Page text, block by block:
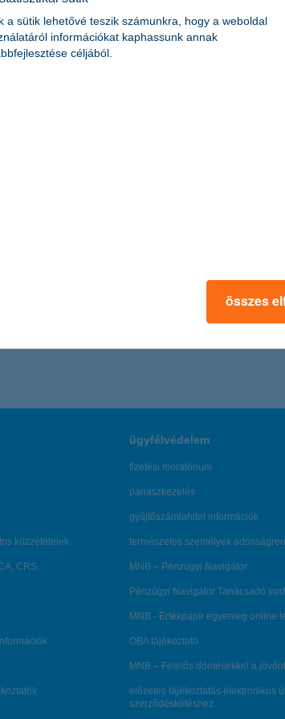
közzétételek
CRS
ügyfélvédelem
fizetési moratórium
panaszkezelés
gyűjtőszámlahitel információk
természetes személyek
MNB – Pénzügyi Navigátor
Pénzügyi Navigátor Tanácsadó
MNB - Értékpapír egyenleg online
OBA tájékoztató
MNB – Felelős döntésekkel a
előzetes tájékoztatás elektronikus
szerződéskötéshez
a sütik lehetővé teszik számunkra, hogy a weboldal
információkat kaphassunk annak
céljából.
összes